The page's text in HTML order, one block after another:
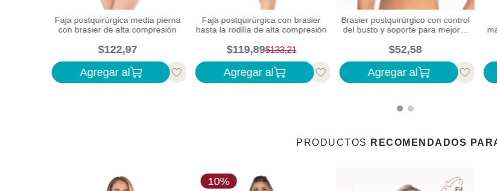
Faja postquirúrgica media pierna
con brasier de alta compresión
$122,97
Agregar al
Faja postquirúrgica con brasier
hasta la rodilla de alta compresión
$133,21
$119,89
Agregar al
Brasier postquirúrgico con control
del busto y soporte para mejorar
$52,58
Agregar al
PRODUCTOS RECOMENDADOS
10%